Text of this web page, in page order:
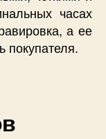
часах
а ее
покупателя.